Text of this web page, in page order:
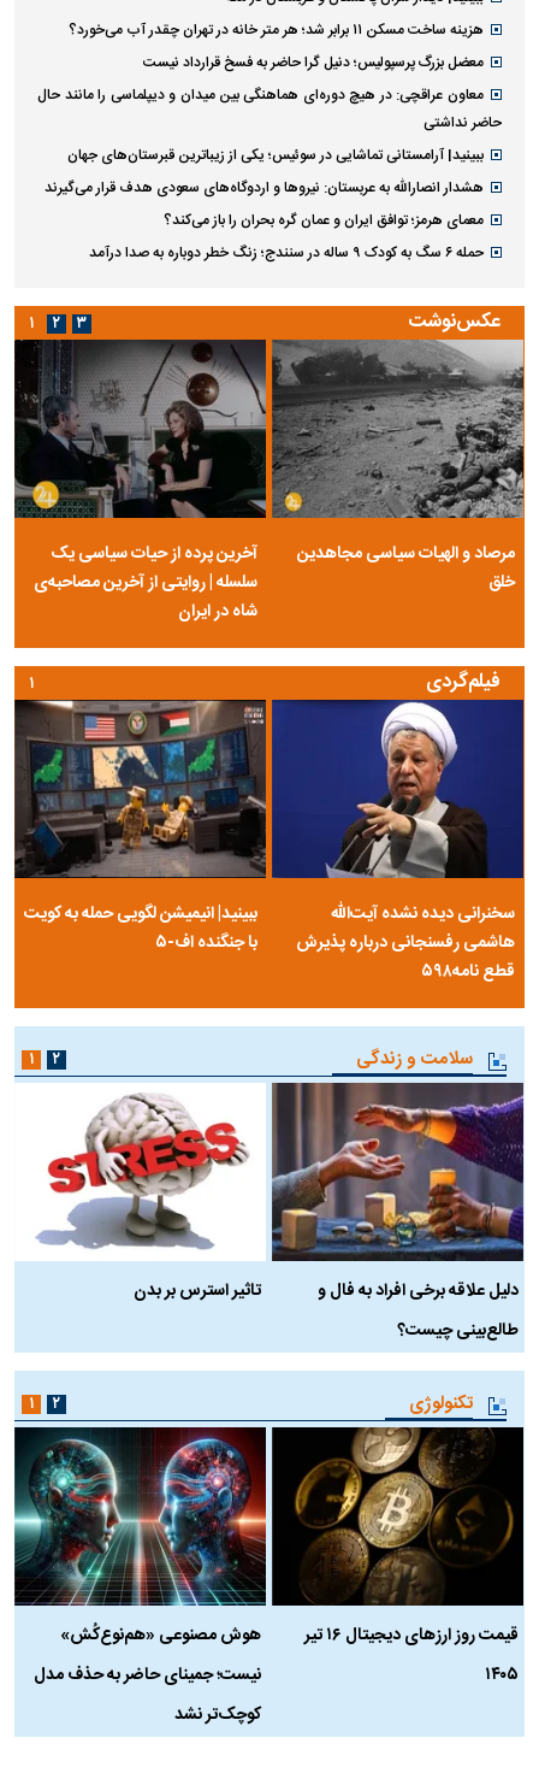
هزینه ساخت مسکن ۱۱ برابر شد؛ هر متر خانه در تهران چقدر آب می‌خورد؟
معضل بزرگ پرسپولیس؛ دنیل گرا حاضر به فسخ قرارداد نیست
معاون عراقچی: در هیچ دوره‌ای هماهنگی بین میدان و دیپلماسی را مانند حال
حاضر نداشتی
ببینید| آرامستانی تماشایی در سوئیس؛ یکی از زیباترین قبرستان‌های جهان
هشدار انصارالله به عربستان: نیروها و اردوگاه‌های سعودی هدف قرار می‌گیرند
معمای هرمز؛ توافق ایران و عمان گره بحران را باز می‌کند؟
حمله ۶ سگ به کودک ۹ ساله در سنندج؛ زنگ خطر دوباره به صدا درآمد
عکس‌نوشت
مرصاد و الهیات سیاسی مجاهدین
خلق
آخرین پرده از حیات سیاسی یک
سلسله | روایتی از آخرین مصاحبه‌ی
شاه در ایران
۱ ۲ ۳
فیلم‌گردی
سخنرانی دیده نشده آیت‌الله
هاشمی رفسنجانی درباره پذیرش
قطع نامه۵۹۸
ببینید| انیمیشن لگویی حمله به کویت
با جنگنده اف-۵
۱
سلامت و زندگی
دلیل علاقه برخی افراد به فال و
طالع‌بینی چیست؟
تاثیر استرس بر بدن
۱ ۲
تکنولوژی
قیمت روز ارز‌های دیجیتال ۱۶ تیر
۱۴۰۵
هوش مصنوعی «هم‌نوع‌کُش»
نیست؛ جمینای حاضر به حذف مدل
کوچک‌تر نشد
۱ ۲